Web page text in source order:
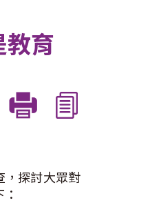
教育
，探討大眾對